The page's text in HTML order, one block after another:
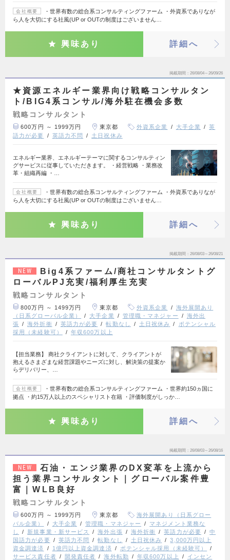
会社概要
・世界有数の総合系コンサルティングファーム ・外資系でありなが
ら人を大切にする社風(UP or OUTの制度はございません…
興味あり 詳細へ
掲載期間 26/08/04～26/09/26
★資源エネルギー業界向け戦略コンサルタン
ト/BIG4系コンサル/海外駐在機会多数
戦略コンサルタント
600万円 ～ 1999万円 東京都 外資系企業 大手企業
英
語力が必要
英語力不問 土日祝休み
エネルギー業界、エネルギーテーマに関するコンサルティン
グサービスに従事していただきます。 ・経営戦略 ・業務改
革・組織再編 ・…
会社概要
・世界有数の総合系コンサルティングファーム ・外資系でありなが
ら人を大切にする社風(UP or OUTの制度はございません…
興味あり 詳細へ
掲載期間 26/08/03～26/08/21
NEW
Big4系ファーム/商社コンサルタントグ
ローバルPJ充実/福利厚生充実
戦略コンサルタント
800万円 ～ 1499万円 東京都 外資系企業
海外展開あり
（日系グローバル企業）
大手企業 管理職・マネジャー
海外出
張
海外折衝 英語力が必要 転勤なし 土日祝休み
ポテンシャル
採用（未経験可）
年収600万以上
【担当業務】 商社クライアントに対して、クライアントが
抱えるさまざまな経営課題やニーズに対し、解決策の提案か
らデリバリー、…
会社概要
・世界有数の総合系コンサルティングファーム ・世界約150ヵ国に
拠点 ・約15万人以上のスペシャリスト在籍 ・評価制度がしっか…
興味あり 詳細へ
掲載期間 26/08/03～26/08/16
NEW
石油・エンジ業界のDX変革を上流から
担う業界コンサルタント｜グローバル案件豊
富｜WLB良好
戦略コンサルタント
600万円 ～ 1999万円 東京都
海外展開あり（日系グロー
バル企業）
大手企業 管理職・マネジャー
マネジメント業務な
し
新規事業・新サービス 海外出張 海外折衝 英語力が必要
中
国語力が必要
英語力不問 転勤なし 土日祝休み
3,000万円以上
資金調達済
1億円以上資金調達済
ポテンシャル採用（未経験可）
サービス責任者
開発責任者 海外転勤 年収600万以上
インセン